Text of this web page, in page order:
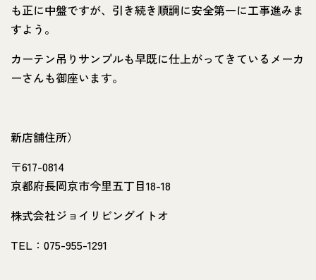
も正に中盤ですが、引き続き順調に安全第一に工事進みま
すよう。
カーテン吊りサンプルも早既に仕上がってきているメーカ
ーさんも御座います。
新店舗住所）
〒617-0814
京都府長岡京市今里五丁目18-18
株式会社ジョイリビングイトオ
TEL：075-955-1291